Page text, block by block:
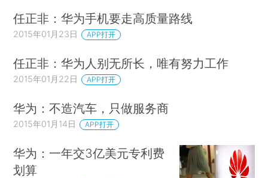
任正非：华为手机要走高质量路线
2015年01月23日 APP打开
任正非：华为人别无所长，唯有努力工作
2015年01月22日 APP打开
华为：不造汽车，只做服务商
2015年01月14日 APP打开
华为：一年交3亿美元专利费
划算